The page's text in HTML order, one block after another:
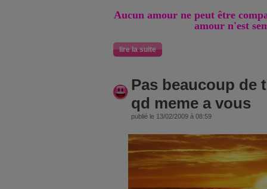
Aucun amour ne peut être
amour n'est
lire la suite
Pas beaucoup de
qd meme a vous
publié le 13/02/2009 à 08:59